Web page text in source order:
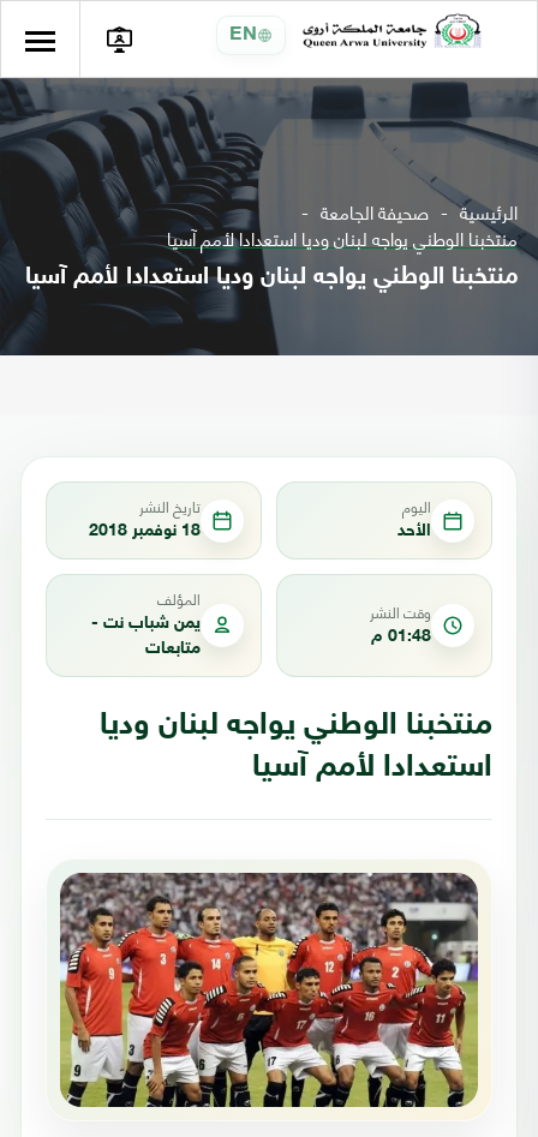
EN
الرئيسية صحيفة الجامعة
منتخبنا الوطني يواجه لبنان وديا استعدادا لأمم آسيا
منتخبنا الوطني يواجه لبنان وديا استعدادا لأمم آسيا
اليوم
الأحد
تاريخ النشر
18 نوفمبر 2018
وقت النشر
01:48 م
المؤلف
يمن شباب نت -
متابعات
منتخبنا الوطني يواجه لبنان وديا
استعدادا لأمم آسيا